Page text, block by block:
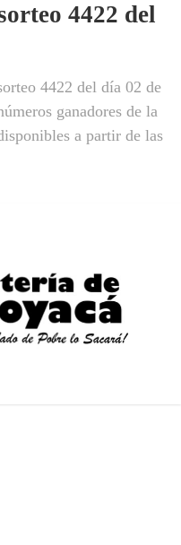
4422 del
4422 del día 02 de
ganadores de la
a partir de las